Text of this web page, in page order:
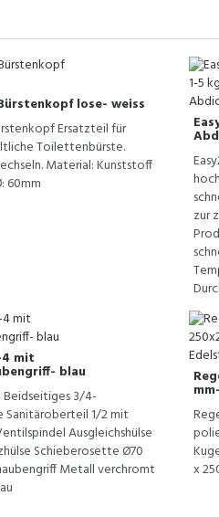
lose- weiss
Ersatzteil für
Toilettenbürste.
Material: Kunststoff
60mm
zur
mit
blau
3/4-
Sanitäroberteil 1/2 mit
Ausgleichshülse
Schieberosette Ø70
Metall verchromt
x